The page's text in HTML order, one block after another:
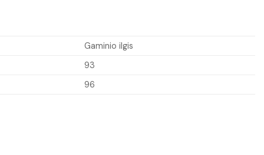
Gaminio ilgis
93
96